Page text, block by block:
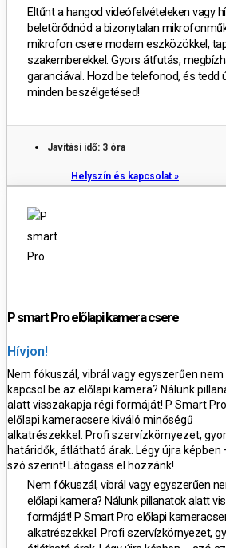
Eltűnt a hangod videófelvételeken vagy
beletörődnöd a bizonytalan
mikrofon csere modern eszközökkel,
szakemberekkel. Gyors átfutás,
garanciával. Hozd be telefonod, és tedd
minden beszélgetésed!
Javítási idő: 3 óra
Helyszín és kapcsolat »
P smart Pro előlapi kamera csere
Hívjon!
Nem fókuszál, vibrál vagy egyszerűen nem
kapcsol be az előlapi kamera? Nálunk
alatt visszakapja régi formáját! P Smart Pro
előlapi kameracsere kiváló minőségű
alkatrészekkel. Profi szervízkörnyezet,
határidők, átlátható árak. Légy újra képben
szó szerint! Látogass el hozzánk!
Nem fókuszál, vibrál vagy egyszerűen
előlapi kamera? Nálunk pillanatok alatt
formáját! P Smart Pro előlapi
alkatrészekkel. Profi szervízkörnyezet,